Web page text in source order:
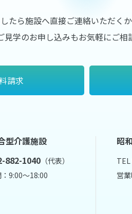
たら施設へ直接ご連絡いただく
見学のお申し込みもお気軽にご相
請求
型介護施設
882-1040 （代表）
9:00～18:00
昭
TEL
営